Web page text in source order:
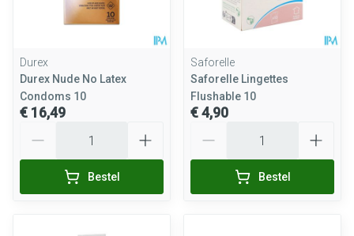
Durex
Durex Nude No Latex
Condoms 10
€ 16,49
Bestel
Saforelle
Saforelle Lingettes
Flushable 10
€ 4,90
Bestel